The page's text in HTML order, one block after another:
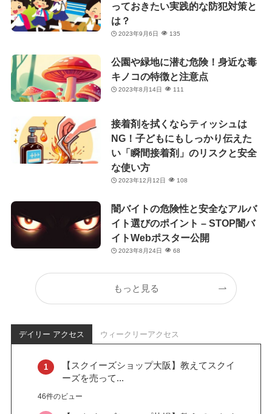
っておきたい実践的な防犯対策と
は？
2023年9月6日 135
公園や緑地に潜む危険！身近な毒
キノコの特徴と注意点
2023年8月14日 111
接着剤を拭くならティッシュは
NG！子どもにもしっかり伝えた
い「瞬間接着剤」のリスクと安全
な使い方
2023年12月12日 108
闇バイトの危険性と安全なアルバ
イト選びのポイント – STOP闇バ
イトWebポスター公開
2023年8月24日 68
もっと見る
デイリー アクセス ウィークリーアクセス
【スクイーズショップ大阪】教えてスクイ
ーズを売って...
46件のビュー